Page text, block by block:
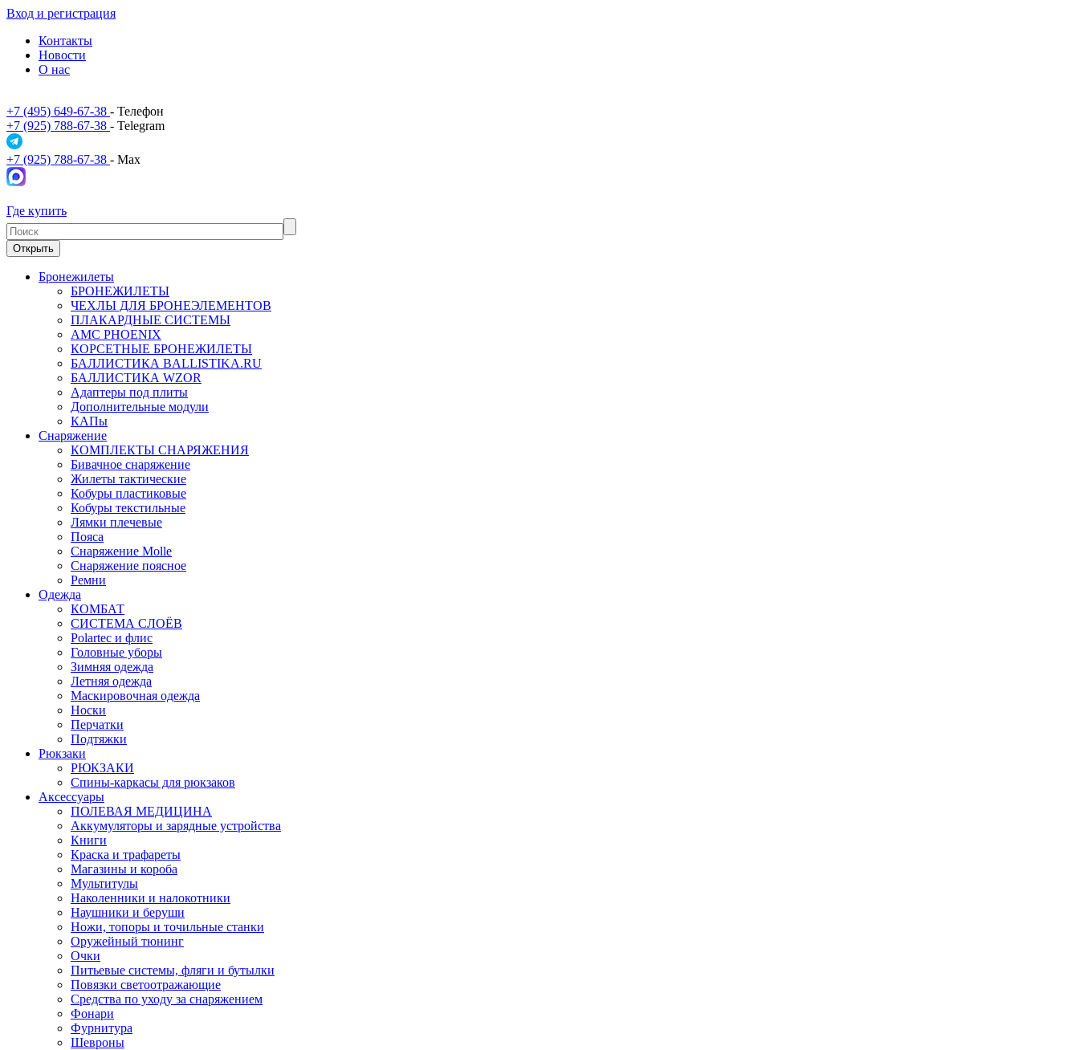
Вход и регистрация
Контакты
Новости
О нас
+7 (495) 649-67-38 - Телефон
+7 (925) 788-67-38 - Telegram
+7 (925) 788-67-38 - Max
Где купить
Открыть
Бронежилеты
БРОНЕЖИЛЕТЫ
ЧЕХЛЫ ДЛЯ БРОНЕЭЛЕМЕНТОВ
ПЛАКАРДНЫЕ СИСТЕМЫ
АМС PHOENIX
КОРСЕТНЫЕ БРОНЕЖИЛЕТЫ
БАЛЛИСТИКА BALLISTIKA.RU
БАЛЛИСТИКА WZOR
Адаптеры под плиты
Дополнительные модули
КАПы
Снаряжение
КОМПЛЕКТЫ СНАРЯЖЕНИЯ
Бивачное снаряжение
Жилеты тактические
Кобуры пластиковые
Кобуры текстильные
Лямки плечевые
Пояса
Снаряжение Molle
Снаряжение поясное
Ремни
Одежда
КОМБАТ
СИСТЕМА СЛОЁВ
Polartec и флис
Головные уборы
Зимняя одежда
Летняя одежда
Маскировочная одежда
Носки
Перчатки
Подтяжки
Рюкзаки
РЮКЗАКИ
Спины-каркасы для рюкзаков
Аксессуары
ПОЛЕВАЯ МЕДИЦИНА
Аккумуляторы и зарядные устройства
Книги
Краска и трафареты
Магазины и короба
Мультитулы
Наколенники и налокотники
Наушники и беруши
Ножи, топоры и точильные станки
Оружейный тюнинг
Очки
Питьевые системы, фляги и бутылки
Повязки светоотражающие
Средства по уходу за снаряжением
Фонари
Фурнитура
Шевроны